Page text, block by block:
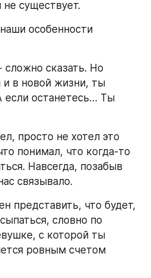
не существует.
особенности
сказать. Но
и в новой жизни, ты
если останетесь… Ты
просто не хотел это
понимал, что когда-то
Навсегда, позабыв
связывало.
представить, что будет,
словно по
с которой ты
ровным счетом